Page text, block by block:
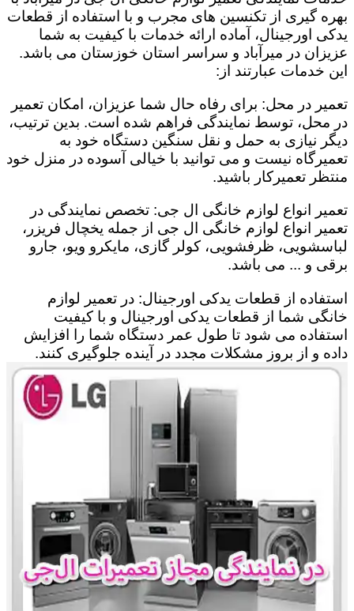
بهره گیری از تکنسین های مجرب و با استفاده از قطعات
یدکی اورجینال، آماده ارائه خدمات با کیفیت به شما
عزیزان در میرآباد و سراسر استان خوزستان می باشد.
این خدمات عبارتند از:
تعمیر در محل: برای رفاه حال شما عزیزان، امکان تعمیر
در محل، توسط نمایندگی فراهم شده است. بدین ترتیب،
دیگر نیازی به حمل و نقل سنگین دستگاه خود به
تعمیرگاه نیست و می توانید با خیالی آسوده در منزل خود
منتظر تعمیرکار باشید.
تعمیر انواع لوازم خانگی ال جی: تخصص نمایندگی در
تعمیر انواع لوازم خانگی ال جی از جمله یخچال فریزر،
لباسشویی، ظرفشویی، کولر گازی، مایکرو ویو، جارو
برقی و ... می باشد.
استفاده از قطعات یدکی اورجینال: در تعمیر لوازم
خانگی شما از قطعات یدکی اورجینال و با کیفیت
استفاده می شود تا طول عمر دستگاه شما را افزایش
داده و از بروز مشکلات مجدد در آینده جلوگیری کنند.